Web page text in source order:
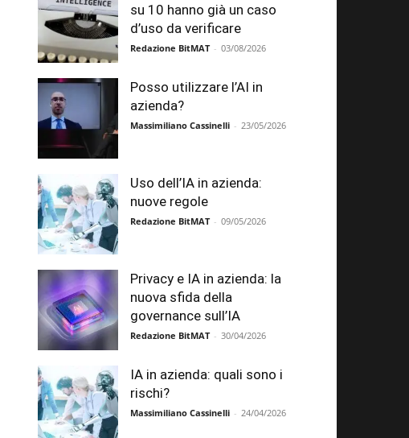
su 10 hanno già un caso
d’uso da verificare
Redazione BitMAT - 03/08/2026
Posso utilizzare l’AI in
azienda?
Massimiliano Cassinelli - 23/05/2026
Uso dell’IA in azienda:
nuove regole
Redazione BitMAT - 09/05/2026
Privacy e IA in azienda: la
nuova sfida della
governance sull’IA
Redazione BitMAT - 30/04/2026
IA in azienda: quali sono i
rischi?
Massimiliano Cassinelli - 24/04/2026